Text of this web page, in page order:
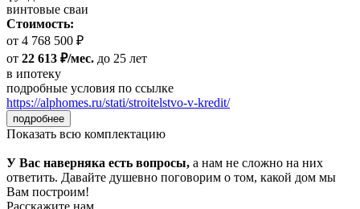
винтовые сваи
Стоимость:
от 4 768 500 ₽
от 22 613 ₽/мес. до 25 лет
в ипотеку
подробные условия по ссылке
https://alphomes.ru/stati/stroitelstvo-v-kredit/
подробнее
Показать всю комплектацию
У Вас наверняка есть вопросы, а нам не сложно на них
ответить. Давайте душевно поговорим о том, какой дом мы
Вам построим!